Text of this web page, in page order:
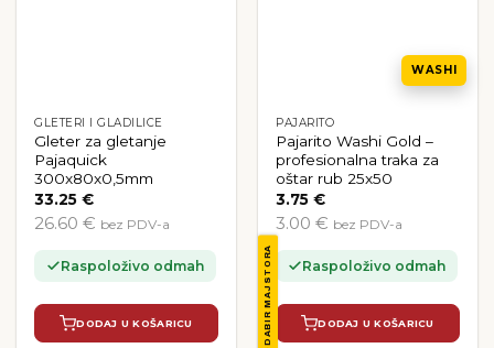
GLETERI I GLADILICE
Gleter za gletanje
Pajaquick
300x80x0,5mm
33.25€
26.60 € bez PDV-a
Raspoloživo odmah
DODAJ U KOŠARICU ODABIR MAJSTORA
WASHI
PAJARITO
Pajarito Washi Gold –
profesionalna traka za
oštar rub 25x50
3.75€
3.00 € bez PDV-a
Raspoloživo odmah
DODAJ U KOŠARICU